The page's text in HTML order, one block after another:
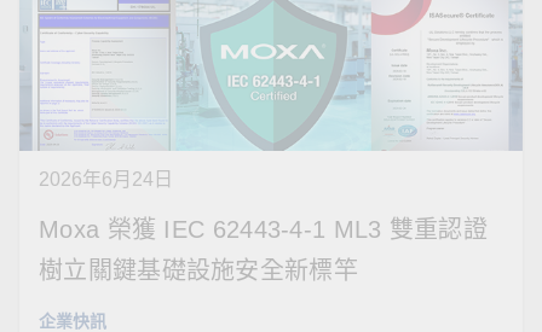
2026年6月24日
Moxa 榮獲 IEC 62443-4-1 ML3 雙重認證
樹立關鍵基礎設施安全新標竿
企業快訊